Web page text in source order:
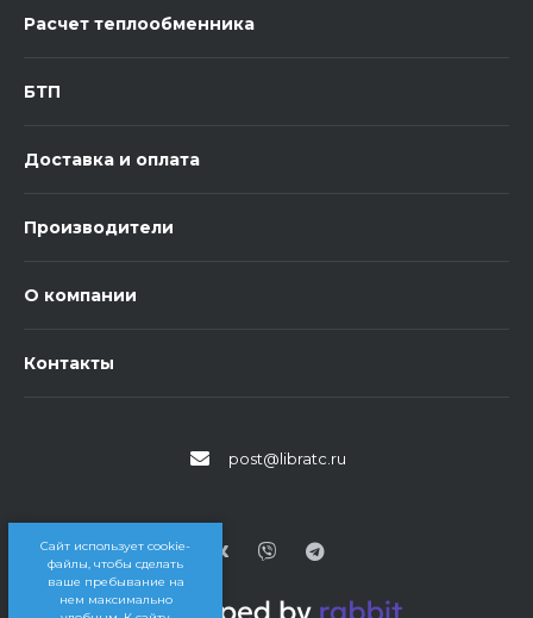
Сайт использует cookie-
файлы, чтобы сделать
ваше пребывание на
нем максимально
Расчет теплообменника
БТП
Доставка и оплата
Производители
О компании
Контакты
post@libratc.ru